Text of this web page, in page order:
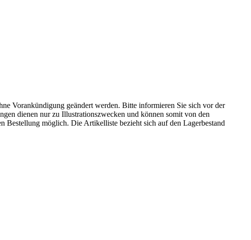
Vorankündigung geändert werden. Bitte informieren Sie sich vor der
dienen nur zu Illustrationszwecken und können somit von den
Bestellung möglich. Die Artikelliste bezieht sich auf den Lagerbestand